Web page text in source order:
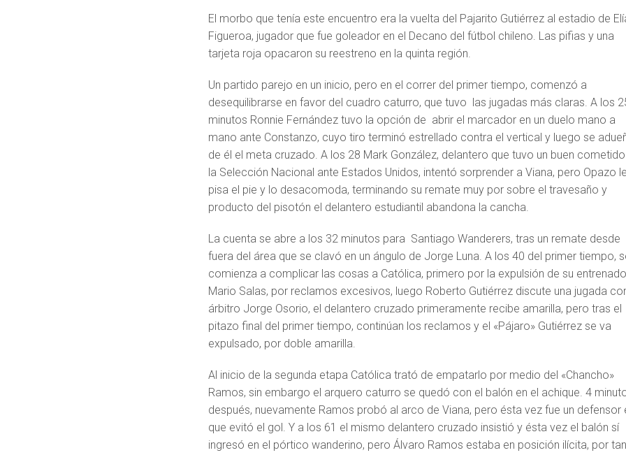
El morbo que tenía este encuentro era la vuelta del Pajarito Gutiérrez al estadio de
Figueroa, jugador que fue goleador en el Decano del fútbol chileno. Las pifias y una
tarjeta roja opacaron su reestreno en la quinta región.
Un partido parejo en un inicio, pero en el correr del primer tiempo, comenzó a
desequilibrarse en favor del cuadro caturro, que tuvo las jugadas más claras. A los
minutos Ronnie Fernández tuvo la opción de abrir el marcador en un duelo mano a
mano ante Constanzo, cuyo tiro terminó estrellado contra el vertical y luego se
de él el meta cruzado. A los 28 Mark González, delantero que tuvo un buen
la Selección Nacional ante Estados Unidos, intentó sorprender a Viana, pero Opazo
pisa el pie y lo desacomoda, terminando su remate muy por sobre el travesaño y
producto del pisotón el delantero estudiantil abandona la cancha.
La cuenta se abre a los 32 minutos para Santiago Wanderers, tras un remate desde
fuera del área que se clavó en un ángulo de Jorge Luna. A los 40 del primer tiempo,
comienza a complicar las cosas a Católica, primero por la expulsión de su
Mario Salas, por reclamos excesivos, luego Roberto Gutiérrez discute una jugada
árbitro Jorge Osorio, el delantero cruzado primeramente recibe amarilla, pero tras el
pitazo final del primer tiempo, continúan los reclamos y el «Pájaro» Gutiérrez se va
expulsado, por doble amarilla.
Al inicio de la segunda etapa Católica trató de empatarlo por medio del «Chancho»
Ramos, sin embargo el arquero caturro se quedó con el balón en el achique. 4
después, nuevamente Ramos probó al arco de Viana, pero ésta vez fue un defensor
que evitó el gol. Y a los 61 el mismo delantero cruzado insistió y ésta vez el balón sí
ingresó en el pórtico wanderino, pero Álvaro Ramos estaba en posición ilícita, por